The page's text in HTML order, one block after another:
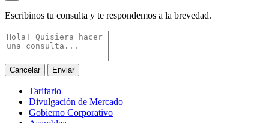
Escribinos tu consulta y te respondemos a la brevedad.
Cancelar Enviar
Tarifario
Divulgación de Mercado
Gobierno Corporativo